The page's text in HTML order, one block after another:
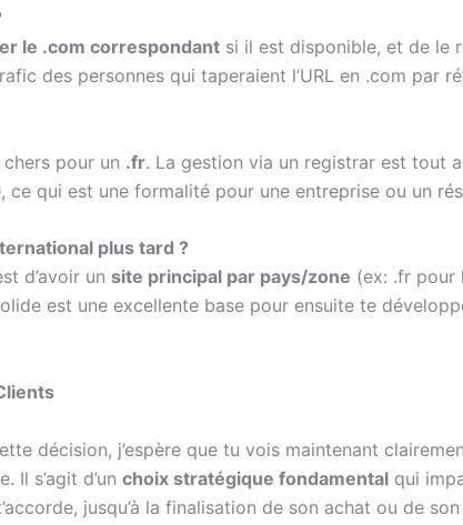
le .com correspondant si il est disponible, et de le
des personnes qui taperaient l’URL en .com par
pour un .fr. La gestion via un registrar est tout
ce qui est une formalité pour une entreprise ou un
plus tard ?
d’avoir un site principal par pays/zone (ex: .fr pour
est une excellente base pour ensuite te
décision, j’espère que tu vois maintenant
Il s’agit d’un choix stratégique fondamental qui
jusqu’à la finalisation de son achat ou de